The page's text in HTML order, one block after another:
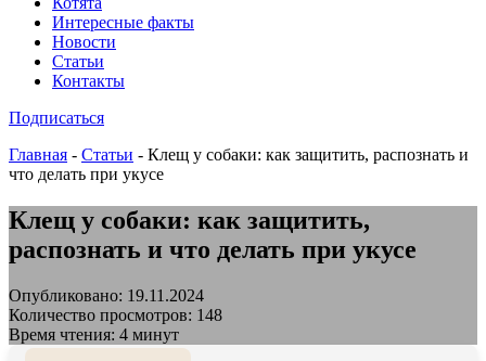
Интересные факты
Новости
Статьи
Контакты
Подписаться
Главная - Статьи - Клещ у собаки: как защитить, распознать и
что делать при укусе
Клещ у собаки: как защитить,
распознать и что делать при укусе
Опубликовано: 19.11.2024
Количество просмотров: 148
Время чтения: 4 минут